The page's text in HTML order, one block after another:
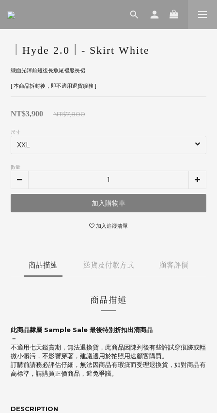
｜Hyde 2.0｜- Skirt White
緞面光澤前短後長魚尾禮服長裙
[ 本商品拆封後，即不適用退貨服務 ]
NT$3,900 NT$7,800
尺寸
數量
加入購物車
加入追蹤清單
商品描述 送貨及付款方式 顧客評價
商品描述
此商品隸屬 Sample Sale 最後特別折扣出清商品
－
不適用七天鑑賞期，無法退換貨，此商品因陳列後有些許試穿痕跡或輕
微小髒污，不影響穿著，建議適用於拍照用途顧客購買。
訂購前請務必評估仔細，無法因商品有瑕疵而受理退換貨，如對商品有
高標準，請購買正價商品，避免爭議。
DESCRIPTION